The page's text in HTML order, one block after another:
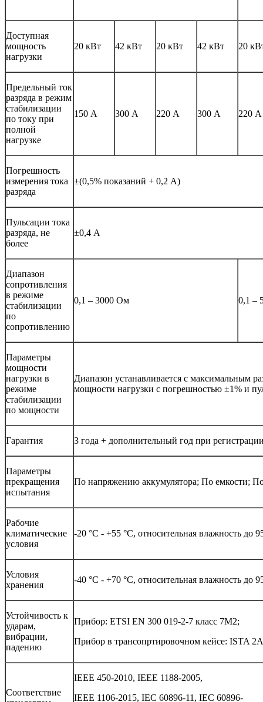
Доступная
мощность
нагрузки
20 кВт 42 кВт 20 кВт 42 кВт 20
Предельный ток
разряда в режим
стабилизации
по току при
полной
нагрузке
150 А 300 А 220 А 300 А 220 А
Погрешность
измерения тока
разряда
±(0,5% показаний + 0,2 А)
Пульсации тока
разряда, не
более
±0,4 А
Диапазон
сопротивления
в режиме
стабилизации
по
сопротивлению
0,1 – 3000 Ом 0,1 –
Параметры
мощности
нагрузки в
режиме
стабилизации
по мощности
Диапазон устанавливается с максимальным
мощности нагрузки с погрешностью ±1% и
Гарантия 3 года + дополнительный год при
Параметры
прекращения
испытания
По напряжению аккумулятора; По емкости;
Рабочие
климатические
условия
-20 °С - +55 °С, относительная влажность до
Условия
хранения
-40 °С - +70 °С, относительная влажность до
Устойчивость к
ударам,
вибрации,
падению
Прибор: ETSI EN 300 019-2-7 класс 7M2;
Прибор в трансопртировочном кейсе: ISTA 2A
Соответствие
IEEE 450-2010, IEEE 1188-2005,
IEEE 1106-2015, IEC 60896-11, IEC 60896-